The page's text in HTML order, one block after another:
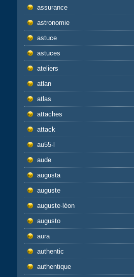
assurance
astronomie
astuce
astuces
ateliers
atlan
atlas
attaches
attack
au55-l
aude
augusta
auguste
auguste-léon
augusto
aura
authentic
authentique